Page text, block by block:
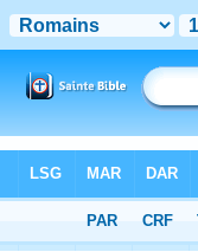
> Romans 14:5